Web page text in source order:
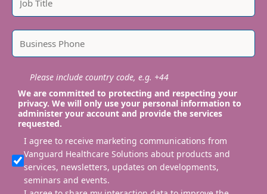
Please include country code, e.g. +44
We are committed to protecting and respecting your
privacy. We will only use your personal information to
administer your account and provide the services
requested.
I agree to receive marketing communications from
Vanguard Healthcare Solutions about products and
services, newsletters, updates on developments,
seminars and events.